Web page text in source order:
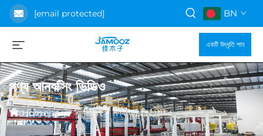
[email protected] BN
একটি উদ্ধৃতি পান
পণ্য আনবক্সিং ভিডিও
Homepage>ভিডিও>পণ্য অনবক্ষিং ভিডিও